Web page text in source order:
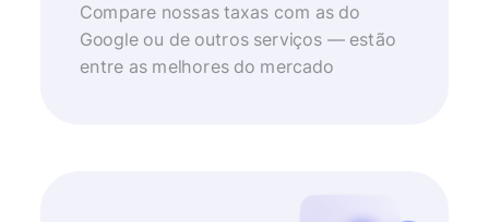
Compare nossas taxas com as do
Google ou de outros serviços — estão
entre as melhores do mercado